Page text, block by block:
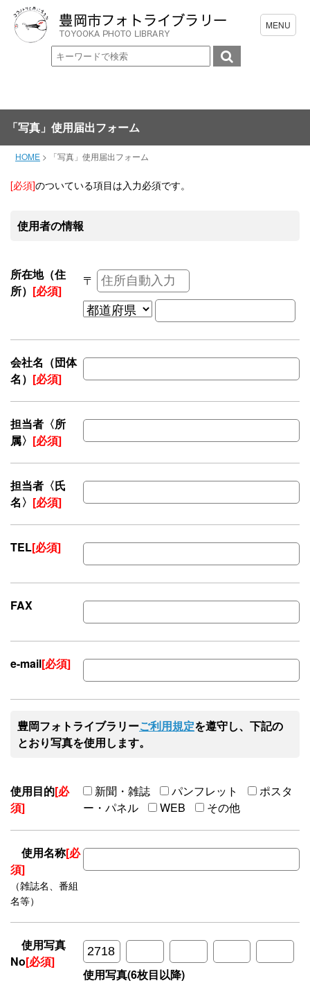
「写真」使用届出フォーム
HOME > 「写真」使用届出フォーム
[必須]のついている項目は入力必須です。
使用者の情報
所在地（住
所） [必須]
〒
会社名（団体
名） [必須]
担当者〈所
属〉 [必須]
担当者〈氏
名〉 [必須]
TEL[必須]
FAX
e-mail[必須]
豊岡フォトライブラリーご利用規定を遵守し、下記の
とおり写真を使用します。
使用目的[必
須]
新聞・雑誌 パンフレット
ポスタ
ー・パネル
WEB その他
使用名称[必
須]
（雑誌名、番組
名等）
使用写真
No[必須]
使用写真(6枚目以降)